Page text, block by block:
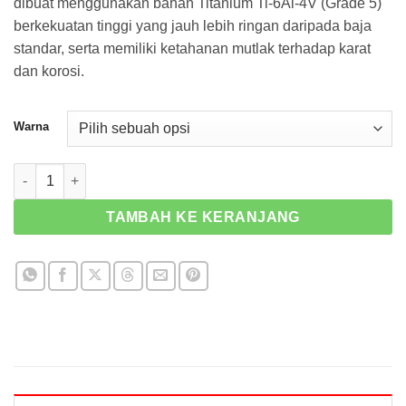
dibuat menggunakan bahan Titanium Ti-6Al-4V (Grade 5)
berkekuatan tinggi yang jauh lebih ringan daripada baja
standar, serta memiliki ketahanan mutlak terhadap karat
dan korosi.
Warna
Kuantitas Tapered Cap Titanium Bolt 64 M6-20 Kohken KOK-
TAMBAH KE KERANJANG